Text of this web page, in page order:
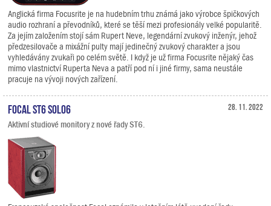
Anglická firma Focusrite je na hudebním trhu známá jako výrobce špičkových
audio rozhraní a převodníků, které se těší mezi profesionály velké popularitě.
Za jejím založením stojí sám Rupert Neve, legendární zvukový inženýr, jehož
předzesilovače a mixážní pulty mají jedinečný zvukový charakter a jsou
vyhledávány zvukaři po celém světě. I když je už firma Focusrite nějaký čas
mimo vlastnictví Ruperta Neva a patří pod ní i jiné firmy, sama neustále
pracuje na vývoji nových zařízení.
28. 11. 2022
Focal ST6 Solo6
Aktivní studiové monitory z nové řady ST6.